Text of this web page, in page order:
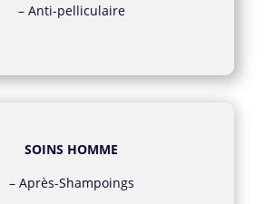
– Anti-pelliculaire
SOINS HOMME
– Après-Shampoings